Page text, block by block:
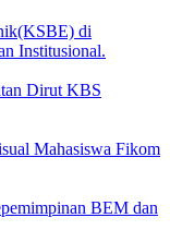
di
Institusional.
Dirut KBS
Mahasiswa Fikom
BEM dan